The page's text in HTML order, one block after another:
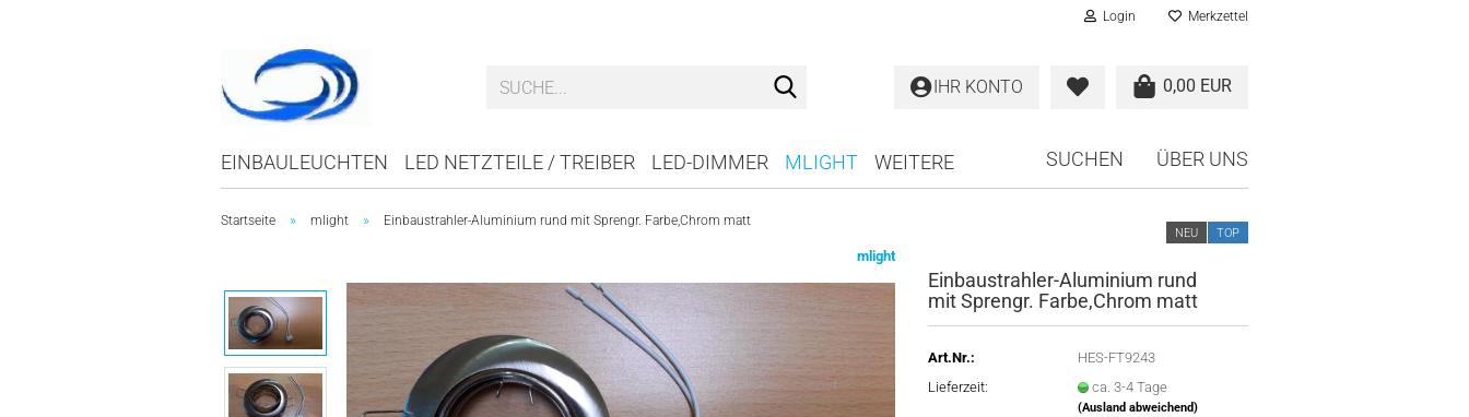
Login Merkzettel
0,00 EUR
IHR KONTO
EINBAULEUCHTEN LED NETZTEILE / TREIBER LED-DIMMER MLIGHT SUCHEN ÜBER UNS
WEITERE
Startseite » mlight » Einbaustrahler-Aluminium rund mit Sprengr. Farbe,Chrom matt
mlight
NEU TOP
Einbaustrahler-​Aluminium rund
mit Spren­gr. Farbe,Chrom matt
Art.Nr.:
HES-FT9243
Lieferzeit:
ca. 3-4 Tage
(Ausland abweichend)